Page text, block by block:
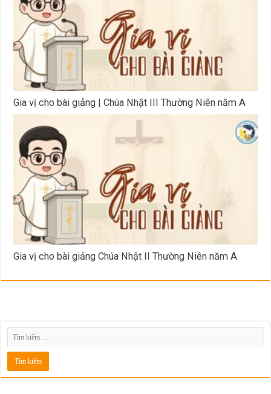
Gia vị cho bài giảng | Chúa Nhật III Thường Niên năm A
Gia vị cho bài giảng Chúa Nhật II Thường Niên năm A